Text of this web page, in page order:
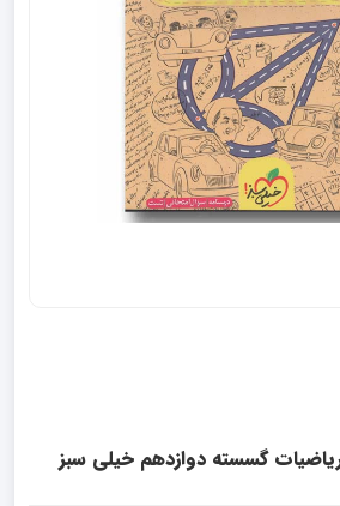
گسسته دوازدهم خیلی سبز